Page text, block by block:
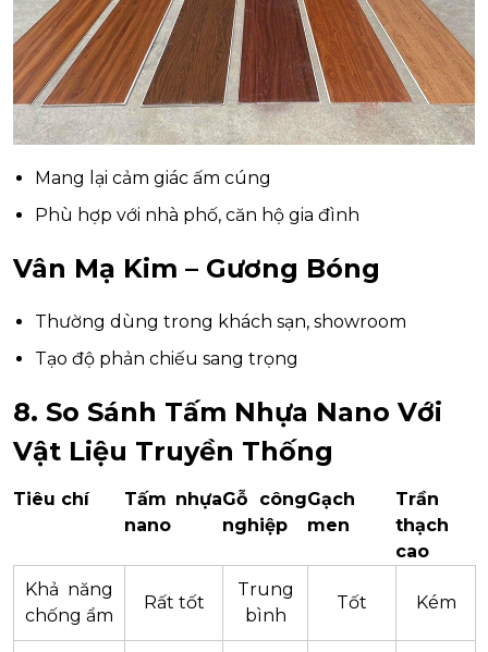
Mang lại cảm giác ấm cúng
Phù hợp với nhà phố, căn hộ gia đình
Vân Mạ Kim – Gương Bóng
Thường dùng trong khách sạn, showroom
Tạo độ phản chiếu sang trọng
8. So Sánh Tấm Nhựa Nano Với
Vật Liệu Truyền Thống
Tiêu chí
Tấm nhựa
nano
Gỗ công
nghiệp
Gạch
men
Trần
thạch
cao
Khả năng
chống ẩm
Rất tốt
Trung
bình
Tốt Kém